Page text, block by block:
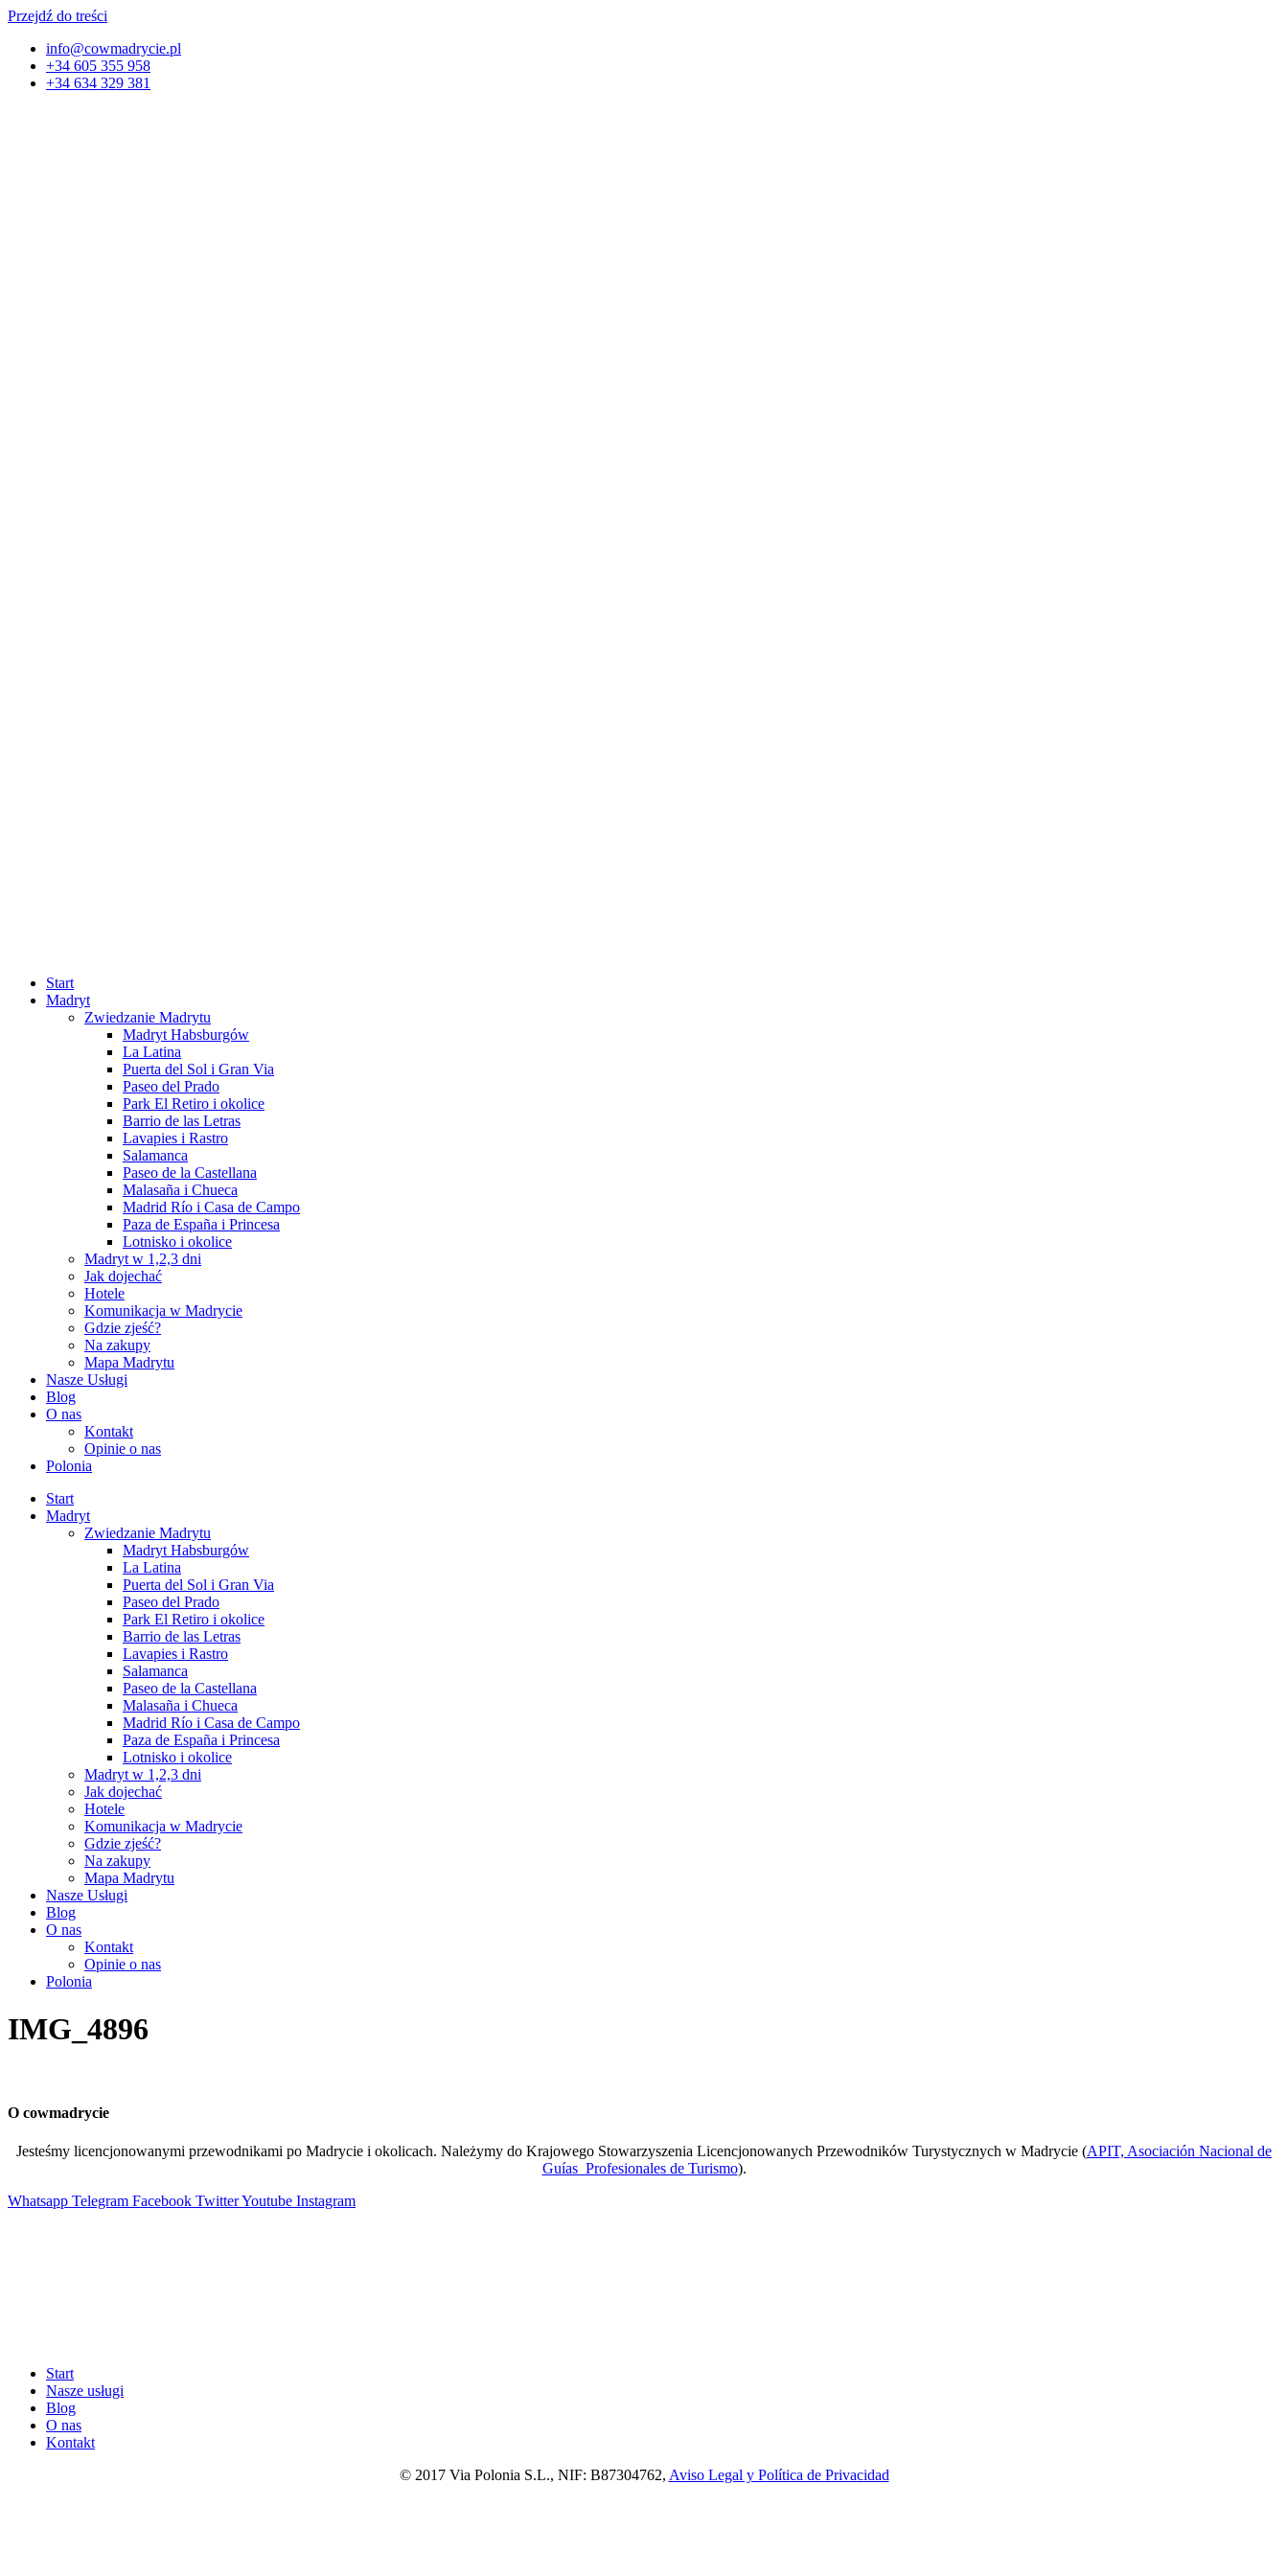
Przejdź do treści
info@cowmadrycie.pl
+34 605 355 958
+34 634 329 381​
Start
Madryt
Zwiedzanie Madrytu
Madryt Habsburgów
La Latina
Puerta del Sol i Gran Via
Paseo del Prado
Park El Retiro i okolice
Barrio de las Letras
Lavapies i Rastro
Salamanca
Paseo de la Castellana
Malasaña i Chueca
Madrid Río i Casa de Campo
Paza de España i Princesa
Lotnisko i okolice
Madryt w 1,2,3 dni
Jak dojechać
Hotele
Komunikacja w Madrycie
Gdzie zjeść?
Na zakupy
Mapa Madrytu
Nasze Usługi
Blog
O nas
Kontakt
Opinie o nas
Polonia
Start
Madryt
Zwiedzanie Madrytu
Madryt Habsburgów
La Latina
Puerta del Sol i Gran Via
Paseo del Prado
Park El Retiro i okolice
Barrio de las Letras
Lavapies i Rastro
Salamanca
Paseo de la Castellana
Malasaña i Chueca
Madrid Río i Casa de Campo
Paza de España i Princesa
Lotnisko i okolice
Madryt w 1,2,3 dni
Jak dojechać
Hotele
Komunikacja w Madrycie
Gdzie zjeść?
Na zakupy
Mapa Madrytu
Nasze Usługi
Blog
O nas
Kontakt
Opinie o nas
Polonia
IMG_4896
O cowmadrycie
Jesteśmy licencjonowanymi przewodnikami po Madrycie i okolicach. Należymy do Krajowego Stowarzyszenia Licencjonowanych Przewodników Turystycznych w Madrycie (APIT, Asociación Nacional de
Guías Profesionales de Turismo).
Whatsapp Telegram Facebook TwitterYoutube Instagram
Start
Nasze usługi
Blog
O nas
Kontakt
© 2017 Via Polonia S.L., NIF: B87304762, Aviso Legal y Política de Privacidad